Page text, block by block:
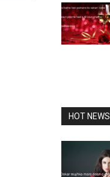
HOT NEWS